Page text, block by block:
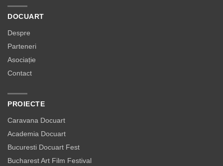
DOCUART
Despre
Parteneri
Asociație
Contact
PROIECTE
Caravana Docuart
Academia Docuart
Bucuresti Docuart Fest
Bucharest Art Film Festival